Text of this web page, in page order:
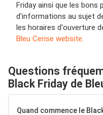
Friday ainsi que les bons
d'informations au sujet
les horaires d'ouverture
Bleu Cerise website.
Questions
Black Friday de
Quand commence le